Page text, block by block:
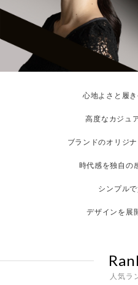
心地よさと履
高度なカジュ
ブランドのオリジ
時代感を独自の
シンプル
デザインを展
人気ラ